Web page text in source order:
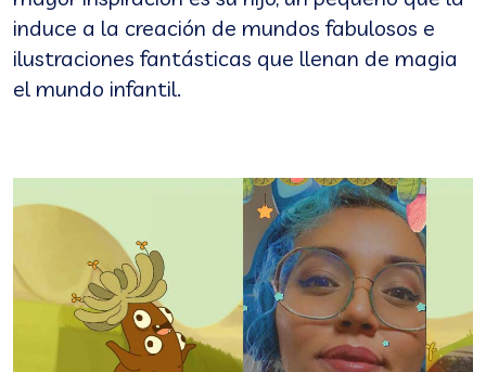
induce a la creación de mundos fabulosos e
ilustraciones fantásticas que llenan de magia
el mundo infantil.